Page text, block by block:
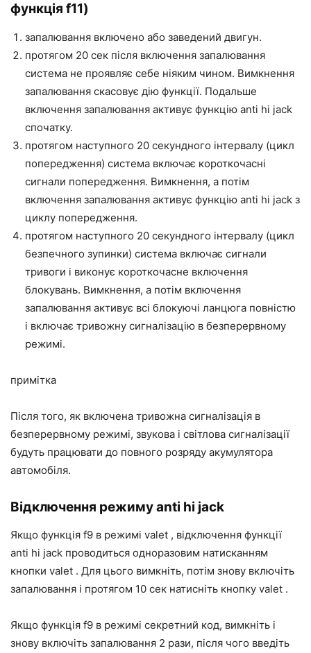
функція f11)
запалювання включено або заведений двигун.
протягом 20 сек після включення запалювання
система не проявляє себе ніяким чином. Вимкнення
запалювання скасовує дію функції. Подальше
включення запалювання активує функцію anti hi jack
спочатку.
протягом наступного 20 секундного інтервалу (цикл
попередження) система включає короткочасні
сигнали попередження. Вимкнення, а потім
включення запалювання активує функцію anti hi jack з
циклу попередження.
протягом наступного 20 секундного інтервалу (цикл
безпечного зупинки) система включає сигнали
тривоги і виконує короткочасне включення
блокувань. Вимкнення, а потім включення
запалювання активує всі блокуючі ланцюга повністю
і включає тривожну сигналізацію в безперервному
режимі.
примітка
Після того, як включена тривожна сигналізація в
безперервному режимі, звукова і світлова сигналізації
будуть працювати до повного розряду акумулятора
автомобіля.
Відключення режиму anti hi jack
Якщо функція f9 в режимі valet , відключення функції
anti hi jack проводиться одноразовим натисканням
кнопки valet . Для цього вимкніть, потім знову включіть
запалювання і протягом 10 сек натисніть кнопку valet .
Якщо функція f9 в режимі секретний код, вимкніть і
знову включіть запалювання 2 рази, після чого введіть